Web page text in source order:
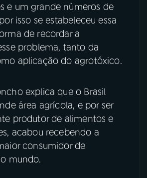
e um grande números de
isso se estabeleceu essa
de recordar a
problema, tanto da
aplicação do agrotóxico.
explica que o Brasil
área agrícola, e por ser
produtor de alimentos e
acabou recebendo a
consumidor de
mundo.